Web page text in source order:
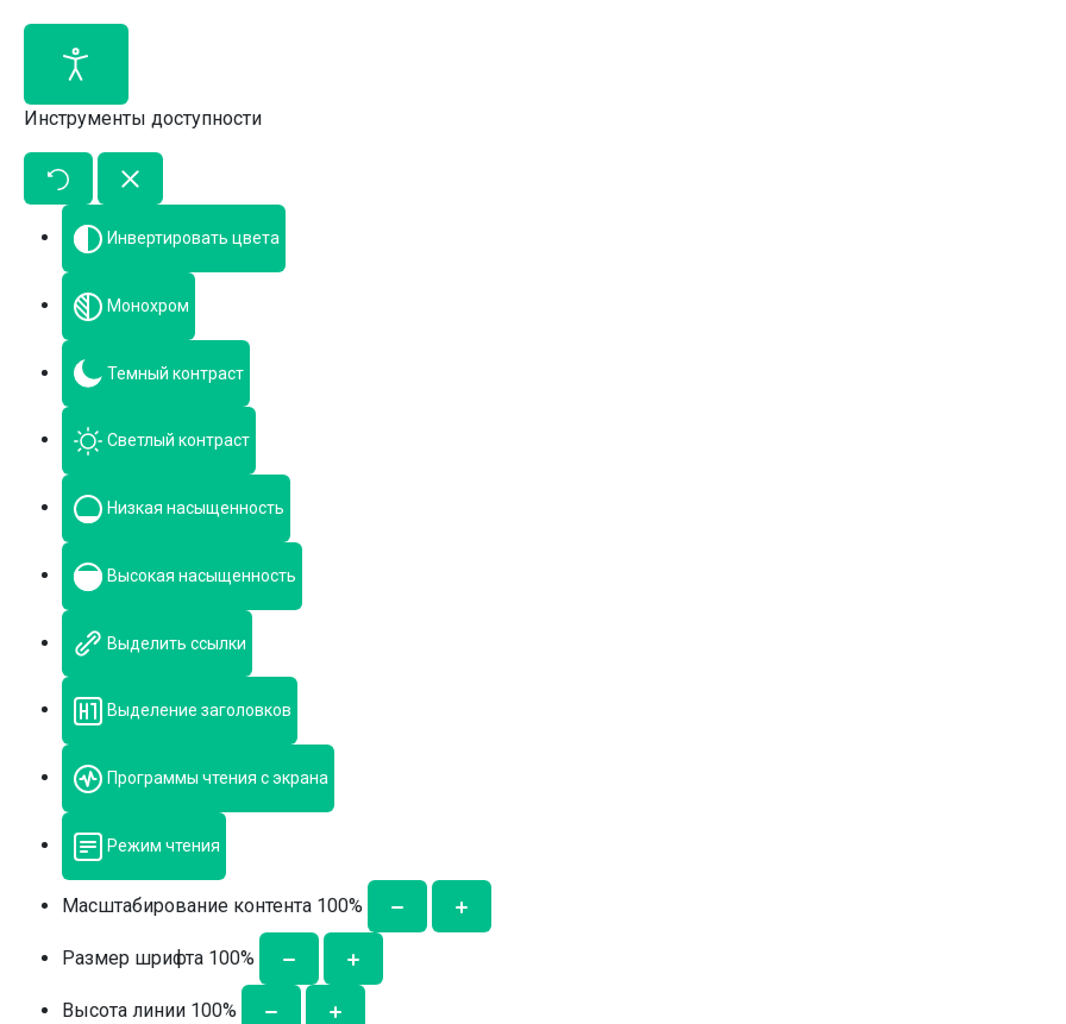
Инструменты доступности
Инвертировать цвета
Монохром
Темный контраст
Светлый контраст
Низкая насыщенность
Высокая насыщенность
Выделить ссылки
Выделение заголовков
Программы чтения с экрана
Режим чтения
Масштабирование контента 100%
Размер шрифта 100%
Высота линии 100%